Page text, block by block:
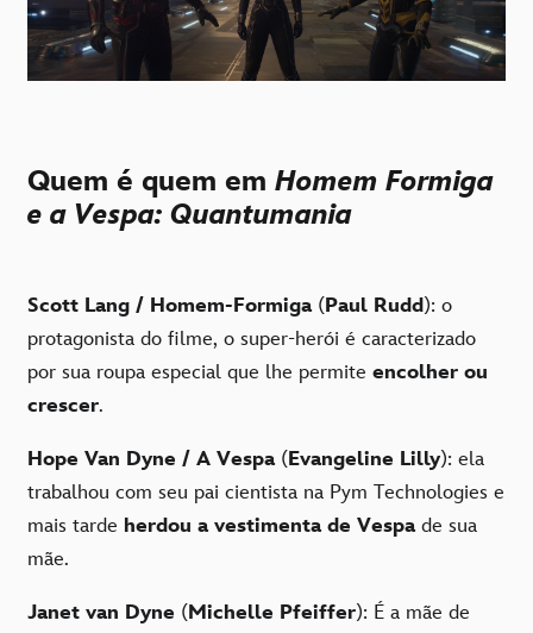
Quem é quem em Homem Formiga
e a Vespa: Quantumania
Scott Lang / Homem-Formiga(Paul Rudd): o
protagonista do filme, o super-herói é caracterizado
por sua roupa especial que lhe permite encolher ou
crescer.
Hope Van Dyne / A Vespa(Evangeline Lilly): ela
trabalhou com seu pai cientista na Pym Technologies e
mais tarde herdou a vestimenta de Vespade sua
mãe.
Janet van Dyne (Michelle Pfeiffer): É a mãe de